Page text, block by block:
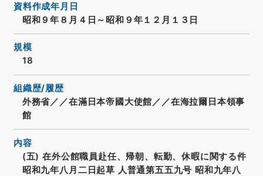
資料作成年月日
昭和９年８月４日～昭和９年１２月１３日
規模
18
組織歴/履歴
外務省／／在滿日本帝國大使館／／在海拉爾日本領事
館
内容
(五) 在外公館職員赴任、帰朝、転勤、休暇に関する件
昭和九年八月二日起草 人普通第五五九号 昭和九年八